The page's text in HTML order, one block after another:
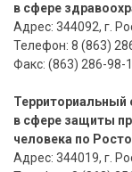
в сфере
Адрес: 344092, г.
Телефон: 8 (863)
Факс: (863) 286-98-
Территориальный
в сфере защиты
человека по
Адрес: 344019, г.